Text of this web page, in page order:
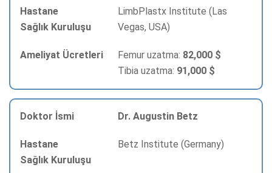
LimbPlastx Institute (Las
Vegas, USA)
Femur uzatma: 82,000 $
Tibia uzatma: 91,000 $
Dr. Augustin Betz
Betz Institute (Germany)